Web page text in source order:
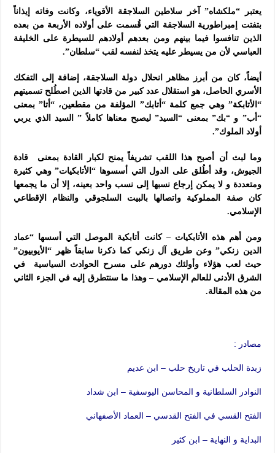
يعتبر “ملكشاه” آخر سلاطين السلاجقة الأقوياء، وكانت وفاته إيذاناً
بتفتت إمبراطورية السلاجقة التي قُسمت على أولاده الأربعة من بعده
الذين تنافسوا فيما بينهم ومن بعدهم أولادهم للسيطرة على الخليفة
العباسي لأن من يسيطر عليه يتخذ لنفسه لقب “سلطان”.
أيضاً، كان من أبرز مظاهر انحلال دولة السلاجقة، إضافة إلى التفكك
الأسري الحاصل، هو استقلال عدد كبير من قادتها الذين اصطُلح تسميتهم
“الأتابكة” وهي جمع كلمة “أتابك” المؤلفة من مقطعين، “أتا” بمعنى
“أب” و “بك” بمعنى “السيد” ليصبح معناها كاملاً ” السيد الذي يربي
أولاد الملوك”.
وما لبث أن أصبح هذا اللقب تشريفاً يمنح لكبار القادة بمعنى قادة
الجيوش، وقد أطُلق على الدول التي أسسوها “الأتابكيات” وهي كثيرة
ومتعددة و لا يمكن إرجاع نسبها إلى نسب واحد بعينه، إلا أن ما يجمعها
كان صفة المملوكية واتصالها بالبيت السلجوقي والنظام الإقطاعي
الإسلامي.
ومن أهم هذه الأتابكيات – كانت أتابكية الموصل التي أسسها “عماد
الدين زنكي” وعن طريق آل زنكي كما ذكرنا سابقاً ظهر “الأيوبيون”
حيث لعب هؤلاء وأولئك دورهم على مسرح الحوادث السياسية في
الشرق الأدنى للعالم الإسلامي – وهذا ما سنتطرق إليه في الجزء الثاني
من هذه المقالة.
مصادر :
زبدة الحلب في تاريخ حلب – ابن عديم
النوادر السلطانية و المحاسن اليوسفية – ابن شداد
الفتح القسي في الفتح القدسي – العماد الأصفهاني
البداية و النهاية – ابن كثير